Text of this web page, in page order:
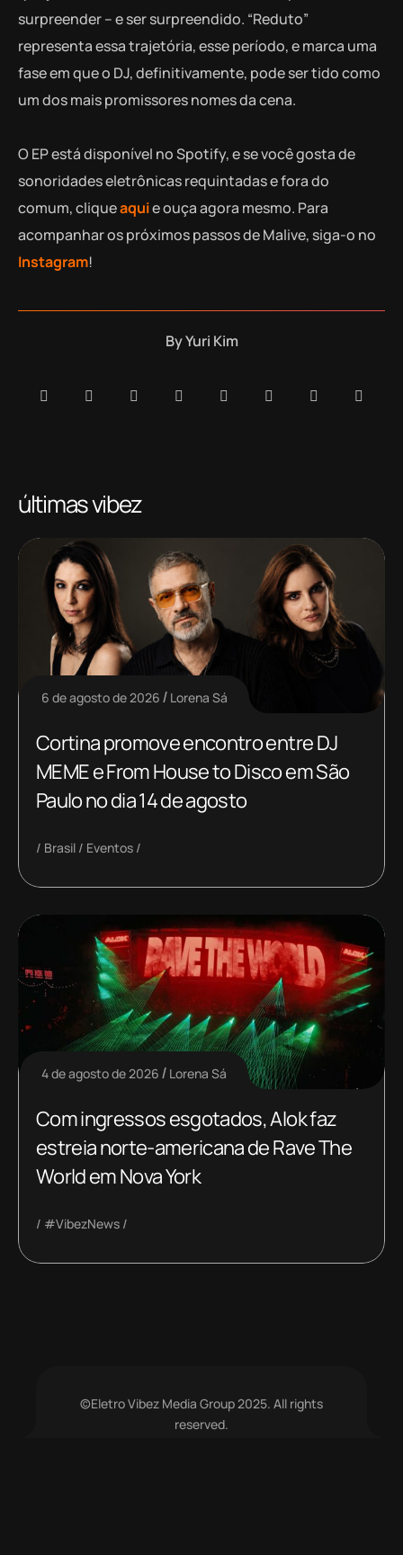
surpreender – e ser surpreendido. “Reduto”
representa essa trajetória, esse período, e marca uma
fase em que o DJ, definitivamente, pode ser tido como
um dos mais promissores nomes da cena.
O EP está disponível no Spotify, e se você gosta de
sonoridades eletrônicas requintadas e fora do
comum, cliqueaquie ouça agora mesmo. Para
acompanhar os próximos passos de Malive, siga-o no
Instagram!
ByYuri Kim
últimas vibez
6 de agosto de 2026 Lorena Sá
Cortina promove encontro entre DJ
MEME e From House to Disco em São
Paulo no dia 14 de agosto
Brasil Eventos
4 de agosto de 2026 Lorena Sá
Com ingressos esgotados, Alok faz
estreia norte-americana de Rave The
World em Nova York
#VibezNews
©Eletro Vibez Media Group 2025. All rights
reserved.